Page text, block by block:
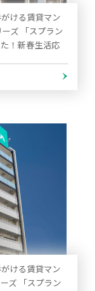
ける賃貸マン
ズ 「スプラン
！新春生活応
ける賃貸マン
ズ 「スプラン